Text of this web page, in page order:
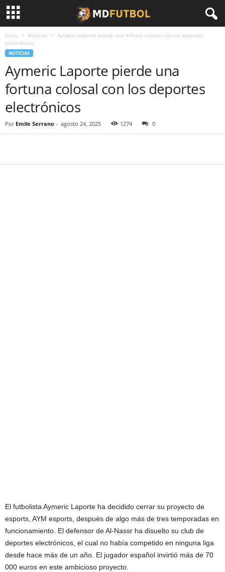
Inicio Noticias
Aymeric Laporte pierde una fortuna colosal con los deportes
electrónicos
NOTICIAS
Aymeric Laporte pierde una
fortuna colosal con los deportes
electrónicos
Por Emile Serrano - agosto 24, 2025 1274 0
El futbolista Aymeric Laporte ha decidido cerrar su proyecto de
esports, AYM esports, después de algo más de tres temporadas en
funcionamiento. El defensor de Al-Nassr ha disuelto su club de
deportes electrónicos, el cual no había competido en ninguna liga
desde hace más de un año. El jugador español invirtió más de 70
000 euros en este ambicioso proyecto.